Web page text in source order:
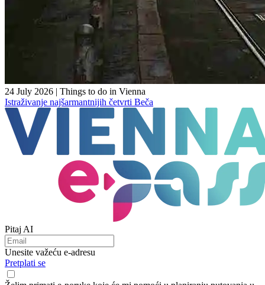
24 July 2026 | Things to do in Vienna
Istraživanje najšarmantnijih četvrti Beča
Pitaj AI
Unesite važeću e-adresu
Pretplati se